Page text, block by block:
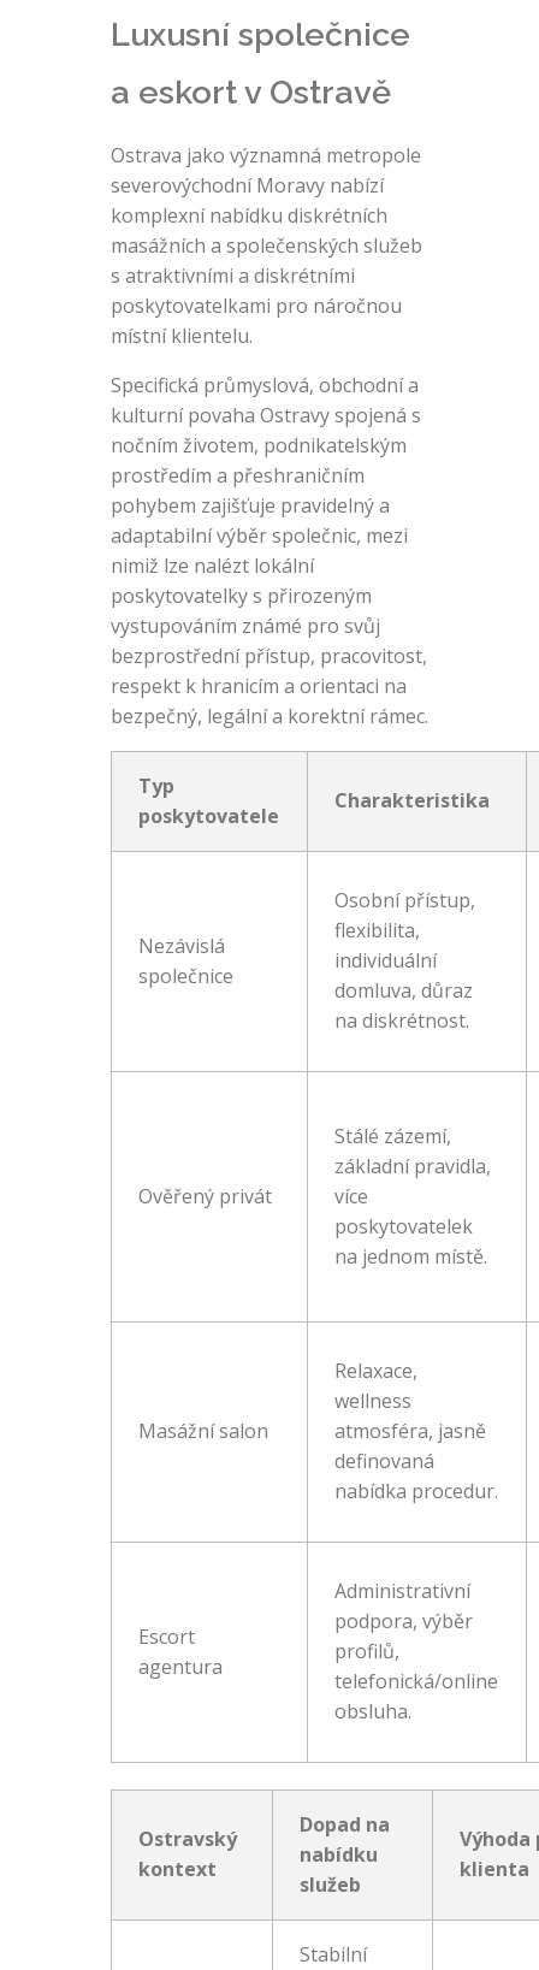
Luxusní společnice
a eskort v Ostravě
Ostrava jako významná metropole
severovýchodní Moravy nabízí
komplexní nabídku diskrétních
masážních a společenských služeb
s atraktivními a diskrétními
poskytovatelkami pro náročnou
místní klientelu.
Specifická průmyslová, obchodní a
kulturní povaha Ostravy spojená s
nočním životem, podnikatelským
prostředím a přeshraničním
pohybem zajišťuje pravidelný a
adaptabilní výběr společnic, mezi
nimiž lze nalézt lokální
poskytovatelky s přirozeným
vystupováním známé pro svůj
bezprostřední přístup, pracovitost,
respekt k hranicím a orientaci na
bezpečný, legální a korektní rámec.
Typ
poskytovatele
Charakteristika
Nezávislá
společnice
Osobní přístup,
flexibilita,
individuální
domluva, důraz
na diskrétnost.
Ověřený privát
Stálé zázemí,
základní pravidla,
více
poskytovatelek
na jednom místě.
Masážní salon
Relaxace,
wellness
atmosféra, jasně
definovaná
nabídka procedur.
Escort
agentura
Administrativní
podpora, výběr
profilů,
telefonická/online
obsluha.
Ostravský
kontext
Dopad na
nabídku
služeb
Výhoda
klienta
Stabilní